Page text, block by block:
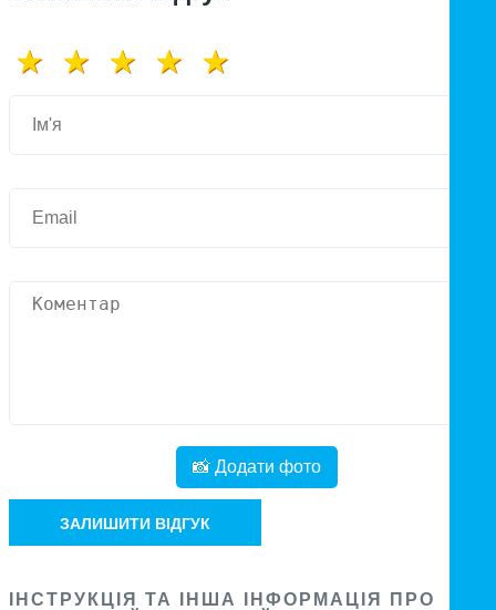
📸 Додати фото
ЗАЛИШИТИ ВІДГУК
ІНСТРУКЦІЯ ТА ІНША ІНФОРМАЦІЯ ПРО